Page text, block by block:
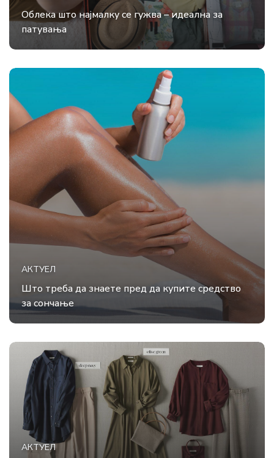
Облека што најмалку се гужва – идеална за
патувања
АКТУЕЛ
Што треба да знаете пред да купите средство
за сончање
АКТУЕЛ